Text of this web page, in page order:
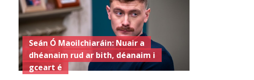
Seán Ó Maoilchiaráin: Nuair a
dhéanaim rud ar bith, déanaim i
gceart é